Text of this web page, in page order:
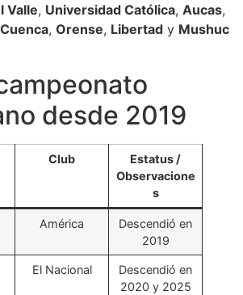
Valle, Universidad Católica, Aucas,
, Orense, Libertad y Mushuc
desde 2019
Club
Estatus /
Observacione
s
América
Descendió en
2019
El Nacional
Descendió en
2020 y 2025